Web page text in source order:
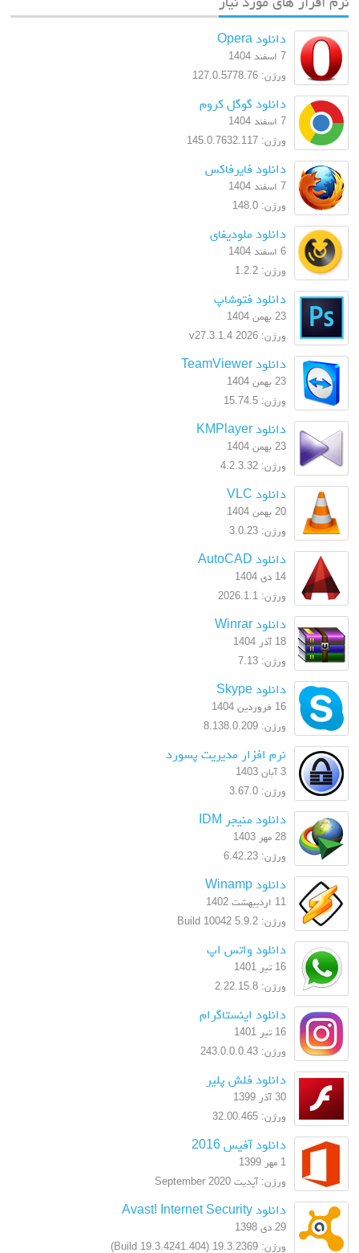
دانلود Opera
7 اسفند 1404
ورژن: 127.0.5778.76
دانلود گوگل کروم
7 اسفند 1404
ورژن: 145.0.7632.117
دانلود فایرفاکس
7 اسفند 1404
ورژن: 148.0
دانلود ملودیفای
6 اسفند 1404
ورژن: 1.2.2
دانلود فتوشاپ
23 بهمن 1404
ورژن: 2026 v27.3.1.4
دانلود TeamViewer
23 بهمن 1404
ورژن: 15.74.5
دانلود KMPlayer
23 بهمن 1404
ورژن: 4.2.3.32
دانلود VLC
20 بهمن 1404
ورژن: 3.0.23
دانلود AutoCAD
14 دی 1404
ورژن: 2026.1.1
دانلود Winrar
18 آذر 1404
ورژن: 7.13
دانلود Skype
16 فروردین 1404
ورژن: 8.138.0.209
نرم افزار مدیریت پسورد
3 آبان 1403
ورژن: 3.67.0
دانلود منیجر IDM
28 مهر 1403
ورژن: 6.42.23
دانلود Winamp
11 اردیبهشت 1402
ورژن: 5.9.2 Build 10042
دانلود واتس اپ
16 تیر 1401
ورژن: 2.22.15.8
دانلود اینستاگرام
16 تیر 1401
ورژن: 243.0.0.0.43
دانلود فلش پلیر
30 آذر 1399
ورژن: 32.00.465
دانلود آفیس 2016
1 مهر 1399
ورژن: آپدیت September 2020
دانلود Avast! Internet Security
29 دی 1398
ورژن: 19.3.2369 (Build 19.3.4241.404)